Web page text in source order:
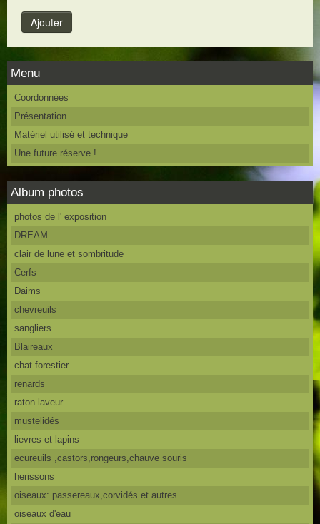
Menu
Coordonnées
Présentation
Matériel utilisé et technique
Une future réserve !
Album photos
photos de l' exposition
DREAM
clair de lune et sombritude
Cerfs
Daims
chevreuils
sangliers
Blaireaux
chat forestier
renards
raton laveur
mustelidés
lievres et lapins
ecureuils ,castors,rongeurs,chauve souris
herissons
oiseaux: passereaux,corvidés et autres
oiseaux d'eau